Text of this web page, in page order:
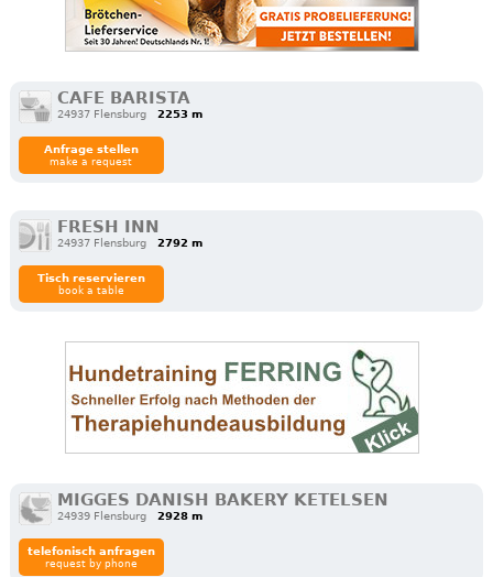
CAFE BARISTA
24937 Flensburg 2253 m
Anfrage stellen
make a request
FRESH INN
24937 Flensburg 2792 m
Tisch reservieren
book a table
MIGGES DANISH BAKERY KETELSEN
24939 Flensburg 2928 m
telefonisch anfragen
request by phone